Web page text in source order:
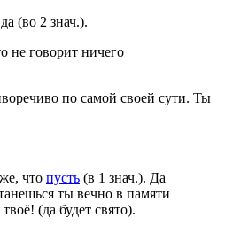
(во 2 знач.).
не говорит ничего
по самой своей сути. Ты
что пусть (в 1 знач.). Да
ты вечно в памяти
(да будет свято).